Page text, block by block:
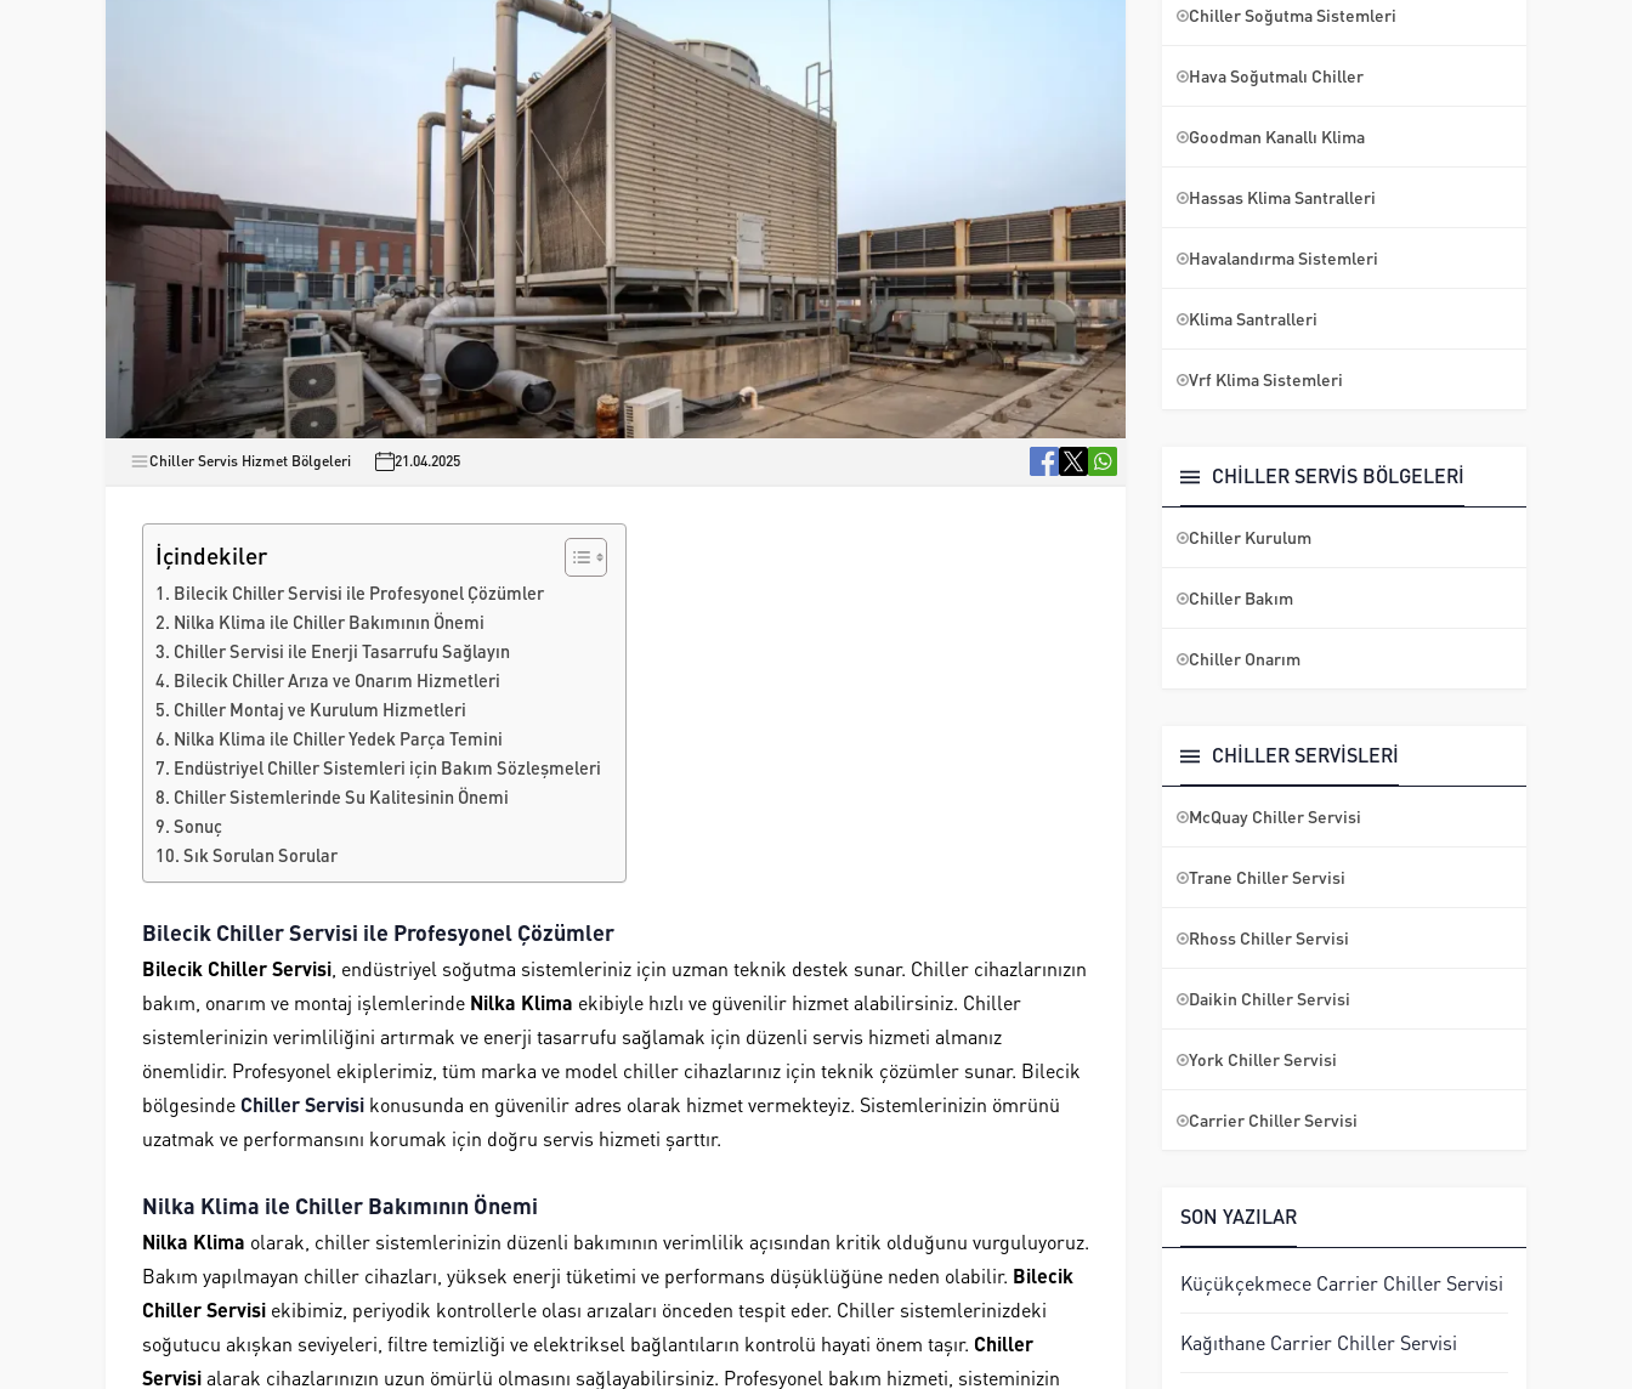
Chiller Servis Hizmet Bölgeleri 21.04.2025
İçindekiler
Bilecik Chiller Servisi ile Profesyonel Çözümler
Nilka Klima ile Chiller Bakımının Önemi
Chiller Servisi ile Enerji Tasarrufu Sağlayın
Bilecik Chiller Arıza ve Onarım Hizmetleri
Chiller Montaj ve Kurulum Hizmetleri
Nilka Klima ile Chiller Yedek Parça Temini
Endüstriyel Chiller Sistemleri için Bakım Sözleşmeleri
Chiller Sistemlerinde Su Kalitesinin Önemi
Sonuç
Sık Sorulan Sorular
Bilecik Chiller Servisi ile Profesyonel Çözümler
Bilecik Chiller Servisi , endüstriyel soğutma sistemleriniz için uzman teknik destek sunar. Chiller cihazlarınızın
bakım, onarım ve montaj işlemlerinde Nilka Klima ekibiyle hızlı ve güvenilir hizmet alabilirsiniz. Chiller
sistemlerinizin verimliliğini artırmak ve enerji tasarrufu sağlamak için düzenli servis hizmeti almanız
önemlidir. Profesyonel ekiplerimiz, tüm marka ve model chiller cihazlarınız için teknik çözümler sunar. Bilecik
bölgesinde Chiller Servisi konusunda en güvenilir adres olarak hizmet vermekteyiz. Sistemlerinizin ömrünü
uzatmak ve performansını korumak için doğru servis hizmeti şarttır.
Nilka Klima ile Chiller Bakımının Önemi
Nilka Klima olarak, chiller sistemlerinizin düzenli bakımının verimlilik açısından kritik olduğunu vurguluyoruz.
Bakım yapılmayan chiller cihazları, yüksek enerji tüketimi ve performans düşüklüğüne neden olabilir. Bilecik
Chiller Servisi ekibimiz, periyodik kontrollerle olası arızaları önceden tespit eder. Chiller sistemlerinizdeki
soğutucu akışkan seviyeleri, filtre temizliği ve elektriksel bağlantıların kontrolü hayati önem taşır. Chiller
Servisialarak cihazlarınızın uzun ömürlü olmasını sağlayabilirsiniz. Profesyonel bakım hizmeti, sisteminizin
Chiller Soğutma Sistemleri
Hava Soğutmalı Chiller
Goodman Kanallı Klima
Hassas Klima Santralleri
Havalandırma Sistemleri
Klima Santralleri
Vrf Klima Sistemleri
CHİLLER SERVİS BÖLGELERİ
Chiller Kurulum
Chiller Bakım
Chiller Onarım
CHİLLER SERVİSLERİ
McQuay Chiller Servisi
Trane Chiller Servisi
Rhoss Chiller Servisi
Daikin Chiller Servisi
York Chiller Servisi
Carrier Chiller Servisi
SON YAZILAR
Küçükçekmece Carrier Chiller Servisi
Kağıthane Carrier Chiller Servisi